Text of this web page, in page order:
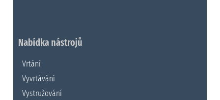
Nabídka nástrojů
Vrtání
Vyvrtávání
Vystružování